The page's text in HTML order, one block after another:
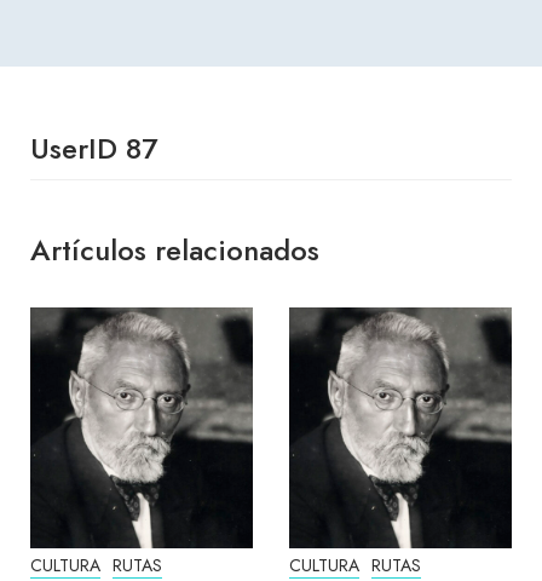
UserID 87
Artículos relacionados
CULTURA RUTAS CULTURA RUTAS